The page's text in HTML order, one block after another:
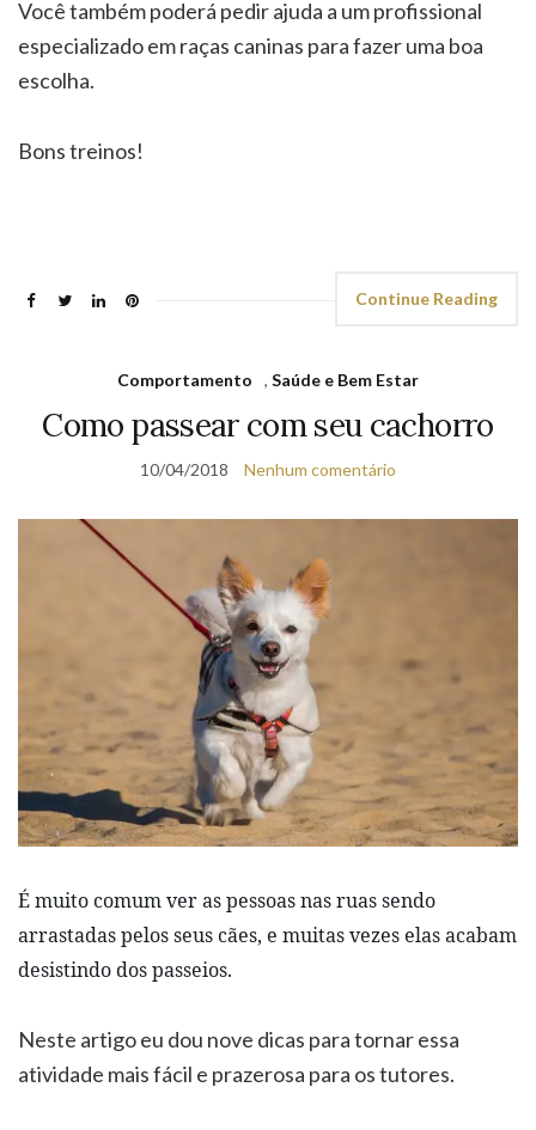
Você também poderá pedir ajuda a um profissional
especializado em raças caninas para fazer uma boa
escolha.
Bons treinos!
Continue Reading
Comportamento , Saúde e Bem Estar
Como passear com seu cachorro
10/04/2018 Nenhum comentário
É muito comum ver as pessoas nas ruas sendo
arrastadaspelos seuscães, e muitas vezes elas acabam
desistindo dos passeios.
Neste artigo eu dou nove dicas para tornar essa
atividade mais fácil e prazerosa para os tutores.